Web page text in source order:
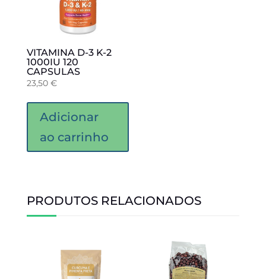
VITAMINA D-3 K-2
1000IU 120
CAPSULAS
23,50 €
Adicionar
ao carrinho
PRODUTOS RELACIONADOS